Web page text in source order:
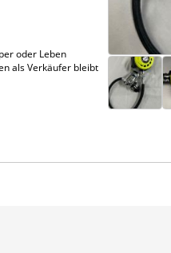
oder Leben
als Verkäufer bleibt